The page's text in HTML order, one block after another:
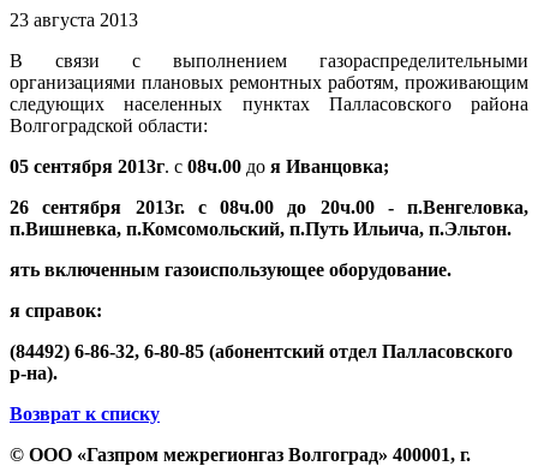
23 августа 2013
В связи с выполнением газораспределительными
организациями плановых ремонтных работям, проживающим
следующих населенных пунктах Палласовского района
Волгоградской области:
05 сентября 2013г. с 08ч.00 до я Иванцовка;
26 сентября 2013г. с 08ч.00 до 20ч.00- п.Венгеловка,
п.Вишневка, п.Комсомольский, п.Путь Ильича, п.Эльтон.
ять включенным газоиспользующее оборудование.
я справок:
(84492) 6-86-32, 6-80-85 (абонентский отдел Палласовского
р-на).
Возврат к списку
© ООО «Газпром межрегионгаз Волгоград» 400001, г.